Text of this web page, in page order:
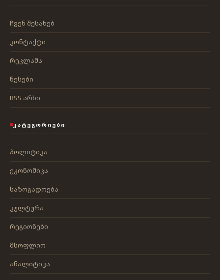
ჩვენ შესახებ
კონტაქტი
რეკლამა
წესები
RSS არხი
ᲙᲐᲢᲔᲒᲝᲠᲘᲔᲑᲘ
პოლიტიკა
ეკონომიკა
საზოგადოება
კულტურა
რეგიონები
მსოფლიო
ანალიტიკა